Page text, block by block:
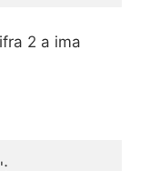
2 a ima